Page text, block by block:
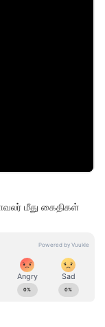
மீது கைதிகள்